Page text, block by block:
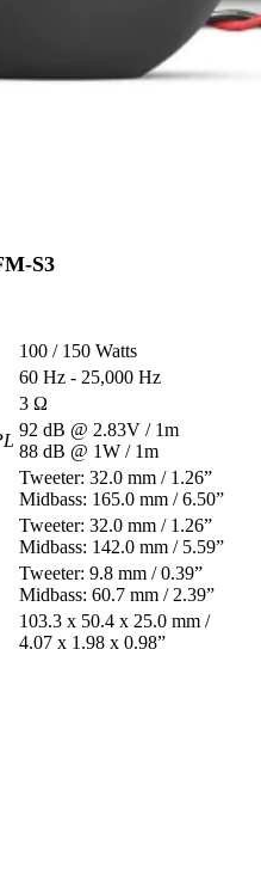
S3
100 / 150 Watts
60 Hz - 25,000 Hz
3 Ω
92 dB @ 2.83V / 1m
88 dB @ 1W / 1m
Tweeter: 32.0 mm / 1.26”
Midbass: 165.0 mm / 6.50”
Tweeter: 32.0 mm / 1.26”
Midbass: 142.0 mm / 5.59”
Tweeter: 9.8 mm / 0.39”
Midbass: 60.7 mm / 2.39”
103.3 x 50.4 x 25.0 mm /
4.07 x 1.98 x 0.98”